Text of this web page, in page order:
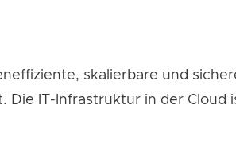
skalierbare und
Die IT-Infrastruktur in der